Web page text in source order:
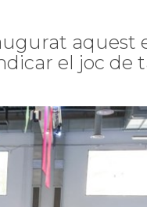
aquest
el joc de